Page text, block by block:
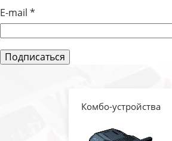
E-mail *
Комбо-устройства